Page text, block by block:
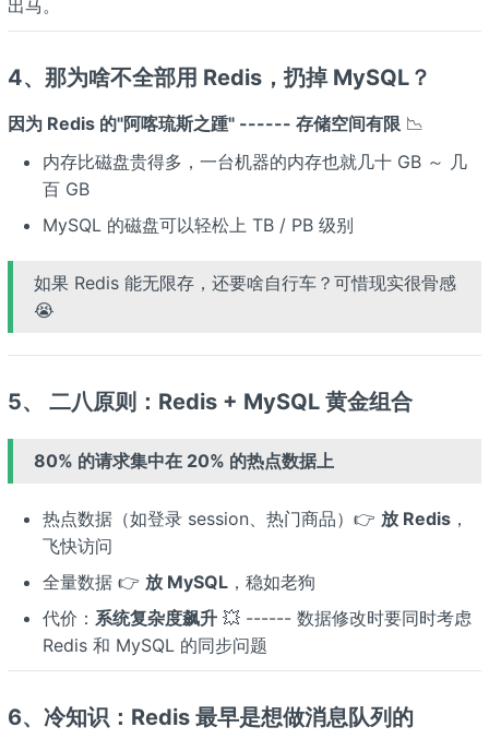
出马。
4、那为啥不全部用 Redis，扔掉 MySQL？
因为 Redis 的"阿喀琉斯之踵" ------ 存储空间有限📉
内存比磁盘贵得多，一台机器的内存也就几十 GB ～ 几
百 GB
MySQL 的磁盘可以轻松上 TB / PB 级别
如果 Redis 能无限存，还要啥自行车？可惜现实很骨感
😭
5、 二八原则：Redis + MySQL 黄金组合
80% 的请求集中在 20% 的热点数据上
热点数据（如登录 session、热门商品）👉 放 Redis，
飞快访问
全量数据 👉 放 MySQL，稳如老狗
代价： 系统复杂度飙升💥 ------ 数据修改时要同时考虑
Redis 和 MySQL 的同步问题
6、冷知识：Redis 最早是想做消息队列的